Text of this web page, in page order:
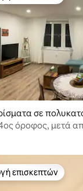
5 στα 5, 3
σε
όροφος, μετά
επισκεπτών
επισκεπτών